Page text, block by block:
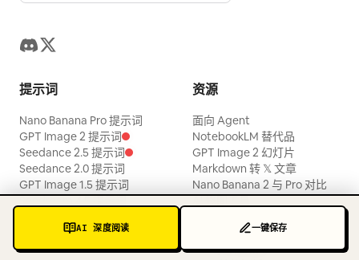
AI 深度阅读 一键保存
提示词
Nano Banana Pro 提示词
GPT Image 2 提示词
Seedance 2.5 提示词
Seedance 2.0 提示词
GPT Image 1.5 提示词
Seedream 4.5 提示词
资源
面向 Agent
NotebookLM 替代品
GPT Image 2 幻灯片
Markdown 转 𝕏 文章
Nano Banana 2 与 Pro 对比
AI 修图工具
图片转提示词
Lenny 职业教练